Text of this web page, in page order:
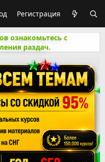
Регистрация
ознакомьтесь с
раздач.